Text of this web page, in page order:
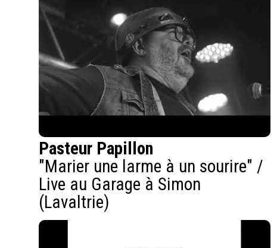
Pasteur Papillon
"Marier une larme à un sourire" /
Live au Garage à Simon
(Lavaltrie)